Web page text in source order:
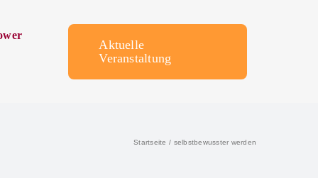
Aktuelle
Veranstaltung
Startseite selbstbewusster werden